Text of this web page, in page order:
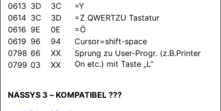
0613 3D 3C
=Y
0614 3C 3D
=Z QWERTZU Tastatur
0616 9E 0E
=Ö
0619 96 94
Cursor=shift-space
0798 66 XX
Sprung zu User-Progr. (z.B.Printer
On etc.) mit Taste „L“
0799 03 XX
NASSYS 3 – KOMPATIBEL ???